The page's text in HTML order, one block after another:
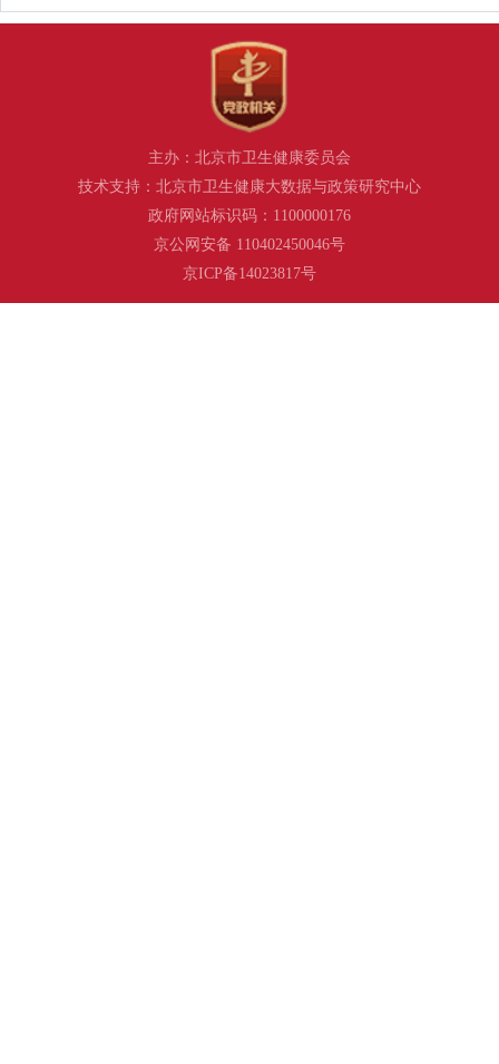
主办：北京市卫生健康委员会
技术支持：北京市卫生健康大数据与政策研究中心
政府网站标识码：1100000176
京公网安备 110402450046号
京ICP备14023817号